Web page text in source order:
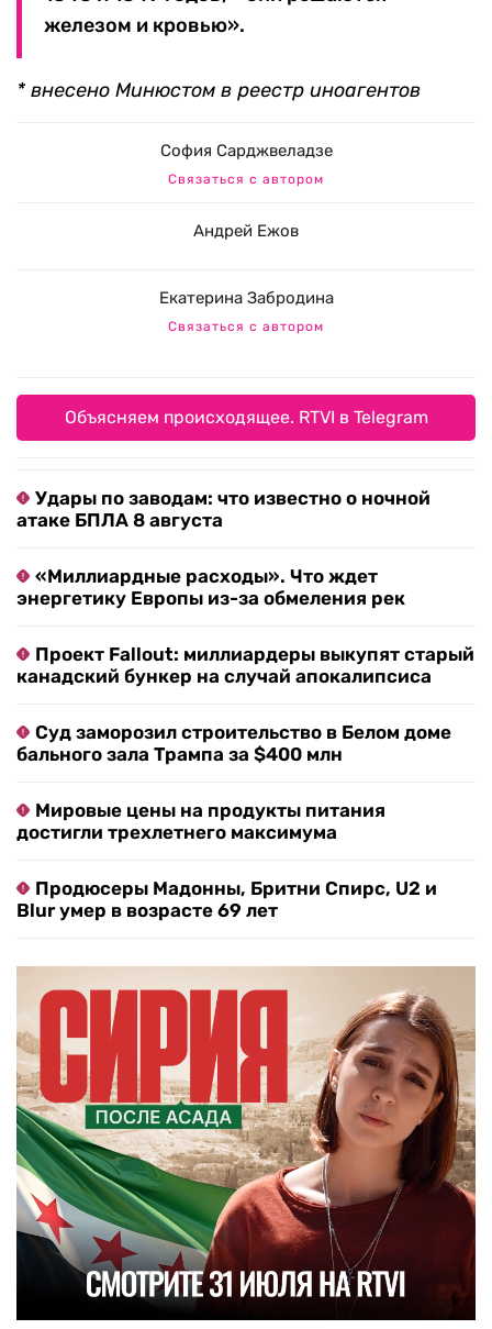
железом и кровью».
* внесено Минюстом в реестр иноагентов
София Сарджвеладзе
Связаться с автором
Андрей Ежов
Екатерина Забродина
Связаться с автором
Объясняем происходящее. RTVI в Telegram
Удары по заводам: что известно о ночной
атаке БПЛА 8 августа
«Миллиардные расходы». Что ждет
энергетику Европы из-за обмеления рек
Проект Fallout: миллиардеры выкупят старый
канадский бункер на случай апокалипсиса
Суд заморозил строительство в Белом доме
бального зала Трампа за $400 млн
Мировые цены на продукты питания
достигли трехлетнего максимума
Продюсеры Мадонны, Бритни Спирс, U2 и
Blur умер в возрасте 69 лет